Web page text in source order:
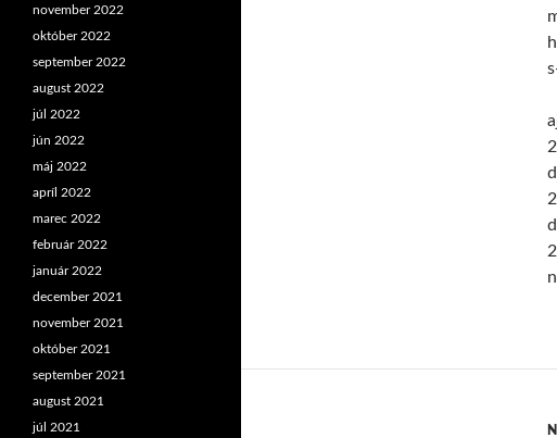
november 2022
október 2022
september 2022
august 2022
júl 2022
jún 2022
máj 2022
apríl 2022
marec 2022
február 2022
január 2022
december 2021
november 2021
október 2021
september 2021
august 2021
júl 2021